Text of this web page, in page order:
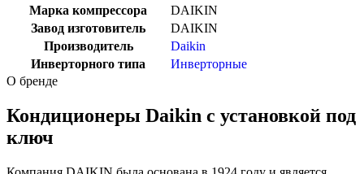
Марка компрессора
DAIKIN
Завод изготовитель
DAIKIN
Производитель
Daikin
Инверторного типа
Инверторные
О бренде
Кондиционеры Daikin с установкой под
ключ